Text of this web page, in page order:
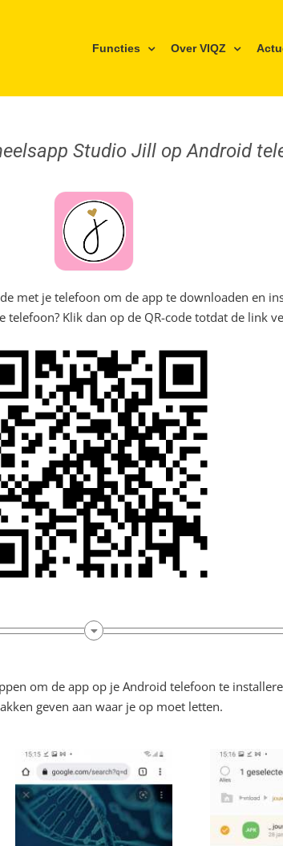
Functies Over VIQZ
Studio Jill op Android
met je telefoon om de app te downloaden en
telefoon? Klik dan op de QR-code totdat de link
om de app op je Android telefoon te
geven aan waar je op moet letten.